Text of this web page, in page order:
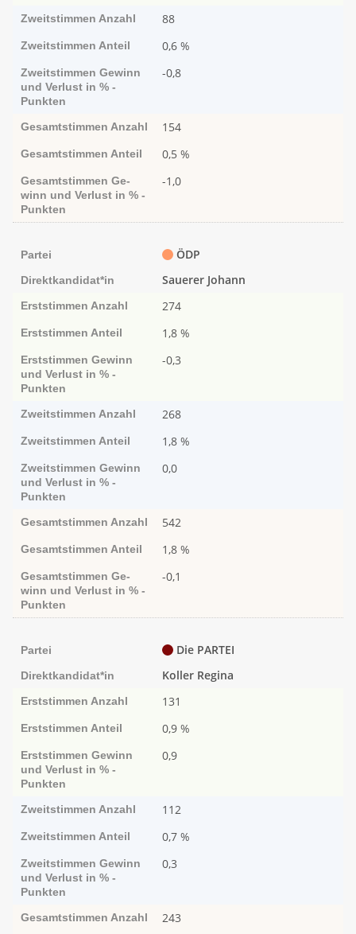
Zweitstimmen Anzahl 88
Zweitstimmen Anteil 0,6 %
Zweitstimmen Ge­­winn
und Ver­­lust in % -
Punk­ten
-0,8
Gesamtstimmen Anzahl 154
Gesamtstimmen Anteil 0,5 %
Gesamtstimmen Ge­­
winn und Ver­­lust in % -
Punk­ten
-1,0
Partei ÖDP
Direktkandidat*in Sauerer Johann
Erststimmen Anzahl 274
Erststimmen Anteil 1,8 %
Erststimmen Ge­­winn
und Ver­­lust in % -
Punk­ten
-0,3
Zweitstimmen Anzahl 268
Zweitstimmen Anteil 1,8 %
Zweitstimmen Ge­­winn
und Ver­­lust in % -
Punk­ten
0,0
Gesamtstimmen Anzahl 542
Gesamtstimmen Anteil 1,8 %
Gesamtstimmen Ge­­
winn und Ver­­lust in % -
Punk­ten
-0,1
Partei Die PARTEI
Direktkandidat*in Koller Regina
Erststimmen Anzahl 131
Erststimmen Anteil 0,9 %
Erststimmen Ge­­winn
und Ver­­lust in % -
Punk­ten
0,9
Zweitstimmen Anzahl 112
Zweitstimmen Anteil 0,7 %
Zweitstimmen Ge­­winn
und Ver­­lust in % -
Punk­ten
0,3
Gesamtstimmen Anzahl 243